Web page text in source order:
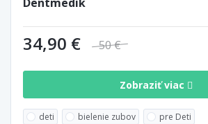
34,90 € 50 €
Zobraziť viac
deti bielenie zubov pre Deti